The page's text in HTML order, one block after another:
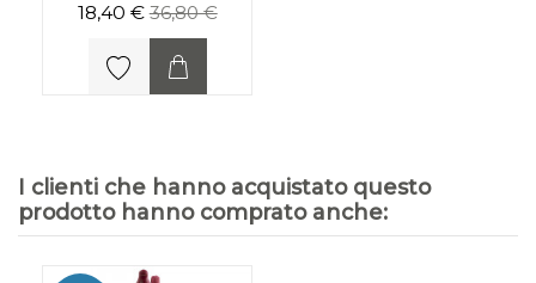
18,40 €36,80 €
I clienti che hanno acquistato questo
prodotto hanno comprato anche: